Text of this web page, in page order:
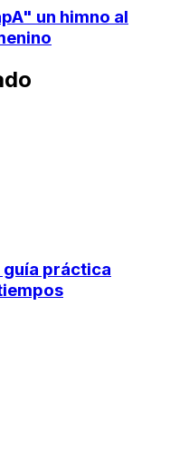
un himno al
práctica